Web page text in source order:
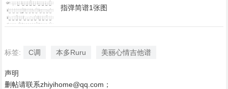
指弹简谱1张图
标签: C调 本多Ruru 美丽心情吉他谱
声明
删帖请联系zhiyihome@qq.com；